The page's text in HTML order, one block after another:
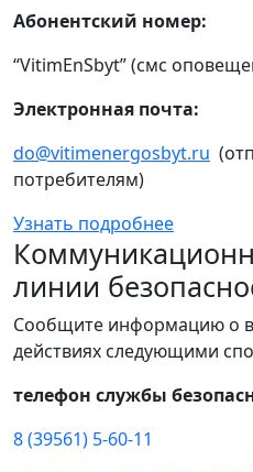
Абонентский номер:
“VitimEnSbyt” (смс
Электронная почта:
do@vitimenergosbyt.ru
потребителям)
Узнать подробнее
линии
Сообщите информацию о
действиях следующими
телефон службы
8 (39561) 5-60-11